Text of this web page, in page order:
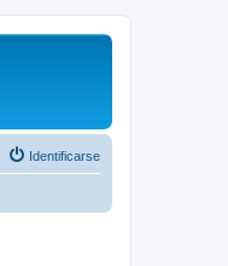
Identificarse